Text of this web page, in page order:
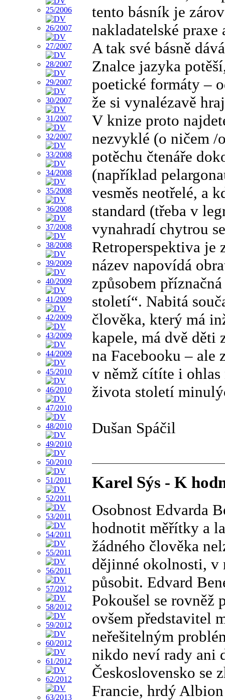
tento básník je
nakladatelské
A tak své básně
Znalce jazyka
poetické formáty –
že si vynalézavě
V knize proto
nezvyklé (o ničem /
potěchu čtenáře
(například
vesměs neotřelé, a
standard (třeba v
vynahradí chytrou
Retroperspektiva je
název napovídá
způsobem
století“. Nabitá
člověka, který má
kapele, má dvě děti
na Facebooku – ale
v němž cítíte i ohlas
života století
Dušan Spáčil
Karel Sýs - K
Osobnost Edvarda
hodnotit měřítky a
žádného člověka
dějinné okolnosti, v
působit. Edvard
Pokoušel se rovněž
ovšem představitel
neřešitelným
nikdo neví rady ani
Československo se
Francie, hrdý